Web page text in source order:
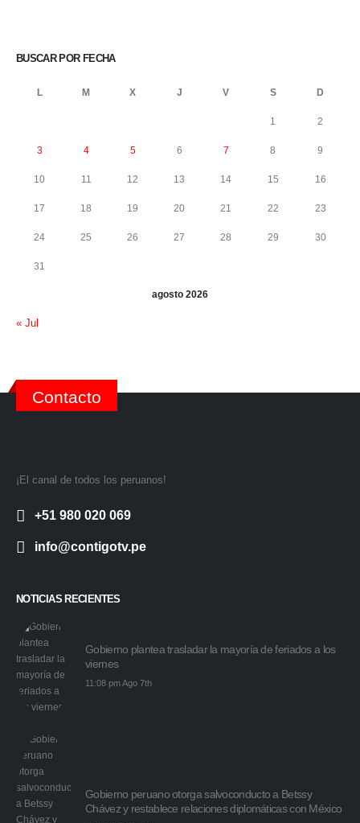
BUSCAR POR FECHA
agosto 2026
L M X J V S D
1 2
3 4 5 6 7 8 9
10 11 12 13 14 15 16
17 18 19 20 21 22 23
24 25 26 27 28 29 30
31
« Jul
Contacto
¡El canal de todos los peruanos!
+51 980 020 069
info@contigotv.pe
NOTICIAS RECIENTES
Gobierno plantea trasladar la mayoría de feriados a los
viernes
11:08 pm Ago 7th
Gobierno peruano otorga salvoconducto a Betssy
Chávez y restablece relaciones diplomáticas con México